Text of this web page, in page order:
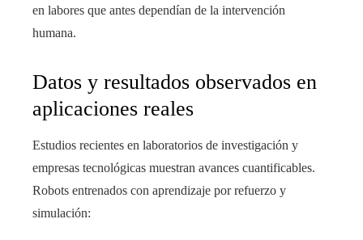
en labores que antes dependían de la intervención
humana.
Datos y resultados observados en
aplicaciones reales
Estudios recientes en laboratorios de investigación y
empresas tecnológicas muestran avances cuantificables.
Robots entrenados con aprendizaje por refuerzo y
simulación: